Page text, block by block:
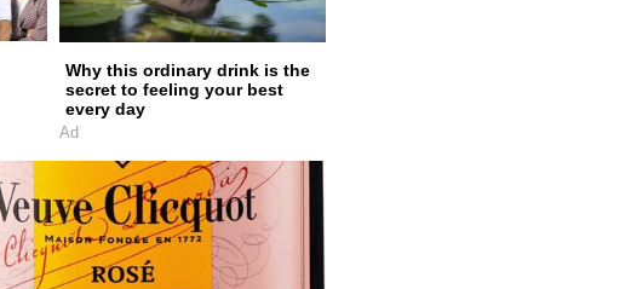
Why this ordinary drink is the
secret to feeling your best
every day
Ad